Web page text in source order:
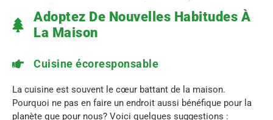
Adoptez De Nouvelles Habitudes À
La Maison
Cuisine écoresponsable
La cuisine est souvent le cœur battant de la maison.
Pourquoi ne pas en faire un endroit aussi bénéfique pour la
planète que pour nous? Voici quelques suggestions :